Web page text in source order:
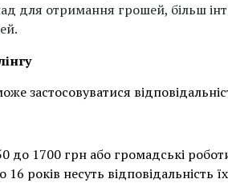
для отримання грошей, більш
застосовуватися
до 1700 грн або громадські
років несуть відповідальність